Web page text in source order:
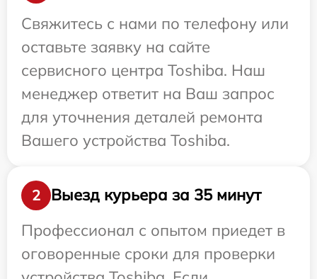
Свяжитесь с нами по телефону или
оставьте заявку на сайте
сервисного центра Toshiba. Наш
менеджер ответит на Ваш запрос
для уточнения деталей ремонта
Вашего устройства Toshiba.
2
Выезд курьера за 35 минут
Профессионал с опытом приедет в
оговоренные сроки для проверки